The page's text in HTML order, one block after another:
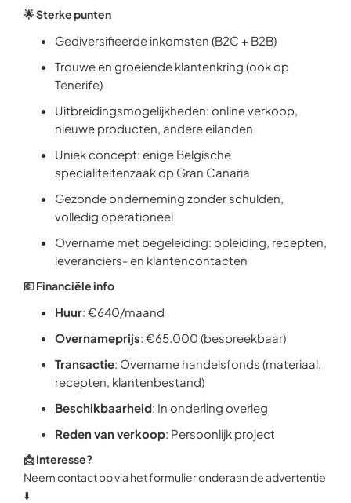
🌟 Sterke punten
Gediversifieerde inkomsten (B2C + B2B)
Trouwe en groeiende klantenkring (ook op
Tenerife)
Uitbreidingsmogelijkheden: online verkoop,
nieuwe producten, andere eilanden
Uniek concept: enige Belgische
specialiteitenzaak op Gran Canaria
Gezonde onderneming zonder schulden,
volledig operationeel
Overname met begeleiding: opleiding, recepten,
leveranciers- en klantencontacten
💶 Financiële info
Huur: €640/maand
Overnameprijs: €65.000 (bespreekbaar)
Transactie: Overname handelsfonds (materiaal,
recepten, klantenbestand)
Beschikbaarheid: In onderling overleg
Reden van verkoop: Persoonlijk project
📩 Interesse?
Neem contact op via het formulier onderaan de advertentie
⬇️